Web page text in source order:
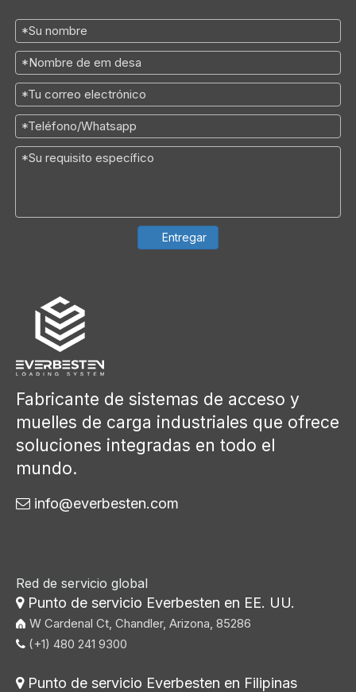
Entregar
Fabricante de sistemas de acceso y
muelles de carga industriales que ofrece
soluciones integradas en todo el
mundo.
 info@everbesten.com
Red de servicio global
Punto de servicio Everbesten en EE. UU.
W Cardenal Ct, Chandler, Arizona, 85286
 (+1) 480 241 9300
Punto de servicio Everbesten en Filipinas